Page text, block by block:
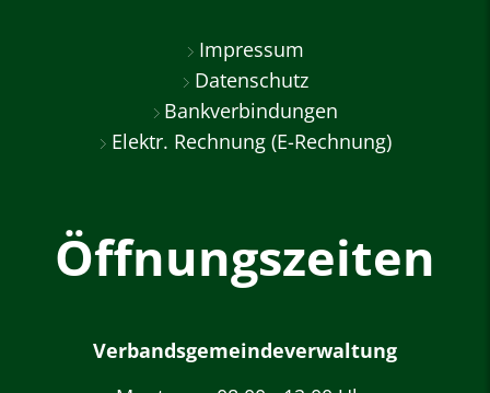
Impressum
Datenschutz
Bankverbindungen
Elektr. Rechnung (E-Rechnung)
Öffnungszeiten
Verbandsgemeindeverwaltung